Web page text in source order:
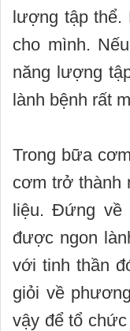
lượng tập thể.
cho mình.
năng lượng
lành bệnh rất
Trong bữa
cơm trở thành
liệu. Đứng về
được ngon
với tinh thần
giỏi về
vậy để tổ